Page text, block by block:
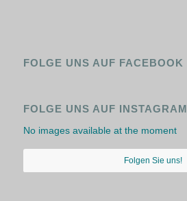
FOLGE UNS AUF FACEBOOK
FOLGE UNS AUF INSTAGRAM
No images available at the moment
Folgen Sie uns!